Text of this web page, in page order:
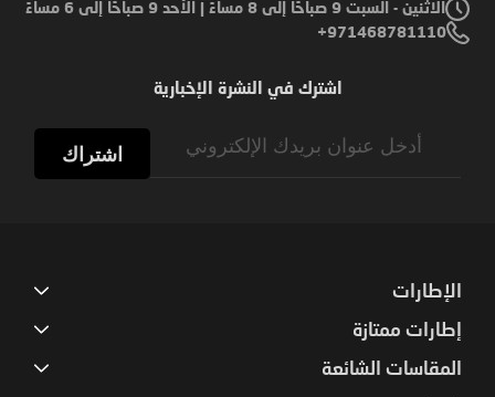
الاثنين - السبت 9 صباحًا إلى 8 مساءً | الأحد 9 صباحًا إلى 6 مساءً
971468781110+
اشترك في النشرة الإخبارية
اشتراك
الإطارات
إطارات ممتازة
المقاسات الشائعة